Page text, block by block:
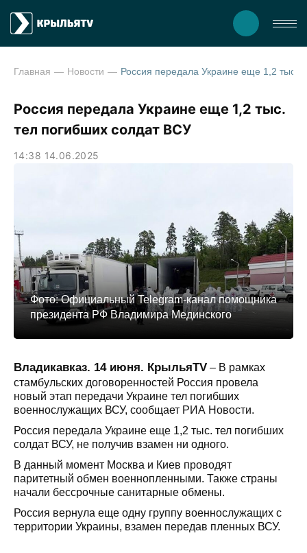
Главная Новости
Россия передала Украине еще 1,2 тыс.
тел погибших солдат ВСУ
14:38 14.06.2025
Фото: Официальный Telegram-канал помощника
президента РФ Владимира Мединского
Владикавказ. 14 июня. КрыльяTV – В рамках
стамбульских договоренностей Россия провела
новый этап передачи Украине тел погибших
военнослужащих ВСУ, сообщает РИА Новости.
Россия передала Украине еще 1,2 тыс. тел погибших
солдат ВСУ, не получив взамен ни одного.
В данный момент Москва и Киев проводят
паритетный обмен военнопленными. Также страны
начали бессрочные санитарные обмены.
Россия вернула еще одну группу военнослужащих с
территории Украины, взамен передав пленных ВСУ.